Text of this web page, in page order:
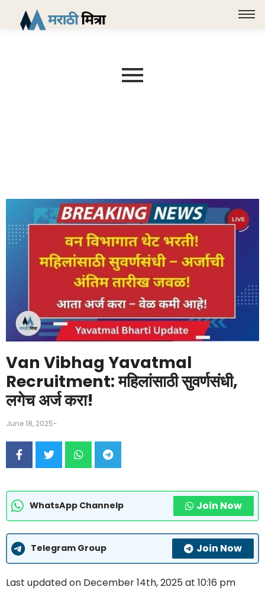
Van Vibhag Yavatmal
Recruitment: महिलांसाठी सुवर्णसंधी,
लगेच अर्ज करा!
June 18, 2025-
WhatsApp Channelp Join Now
Telegram Group Join Now
Last updated on December 14th, 2025 at 10:16 pm